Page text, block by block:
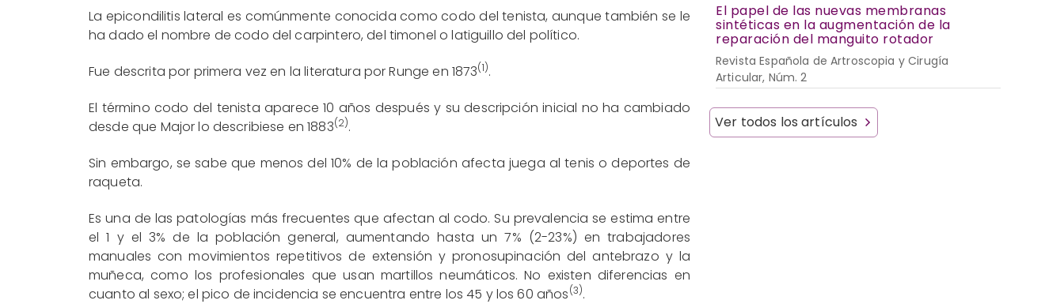
La epicondilitis lateral es comúnmente conocida como codo del tenista, aunque también se le
ha dado el nombre de codo del carpintero, del timonel o latiguillo del político.
Fue descrita por primera vez en la literatura por Runge en 1873(1).
El término codo del tenista aparece 10 años después y su descripción inicial no ha cambiado
desde que Major lo describiese en 1883(2).
Sin embargo, se sabe que menos del 10% de la población afecta juega al tenis o deportes de
raqueta.
Es una de las patologías más frecuentes que afectan al codo. Su prevalencia se estima entre
el 1 y el 3% de la población general, aumentando hasta un 7% (2-23%) en trabajadores
manuales con movimientos repetitivos de extensión y pronosupinación del antebrazo y la
muñeca, como los profesionales que usan martillos neumáticos. No existen diferencias en
cuanto al sexo; el pico de incidencia se encuentra entre los 45 y los 60 años(3).
El papel de las nuevas membranas
sintéticas en la augmentación de la
reparación del manguito rotador
Revista Española de Artroscopia y Cirugía
Articular, Núm. 2
Ver todos los artículos